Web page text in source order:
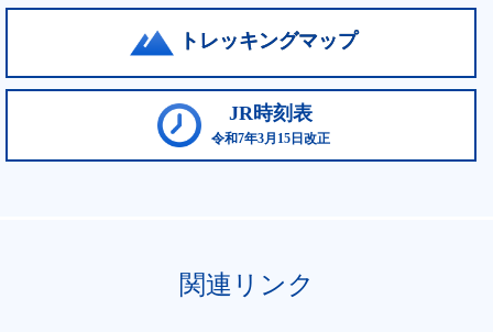
トレッキングマップ
JR時刻表
令和7年3月15日改正
関連リンク